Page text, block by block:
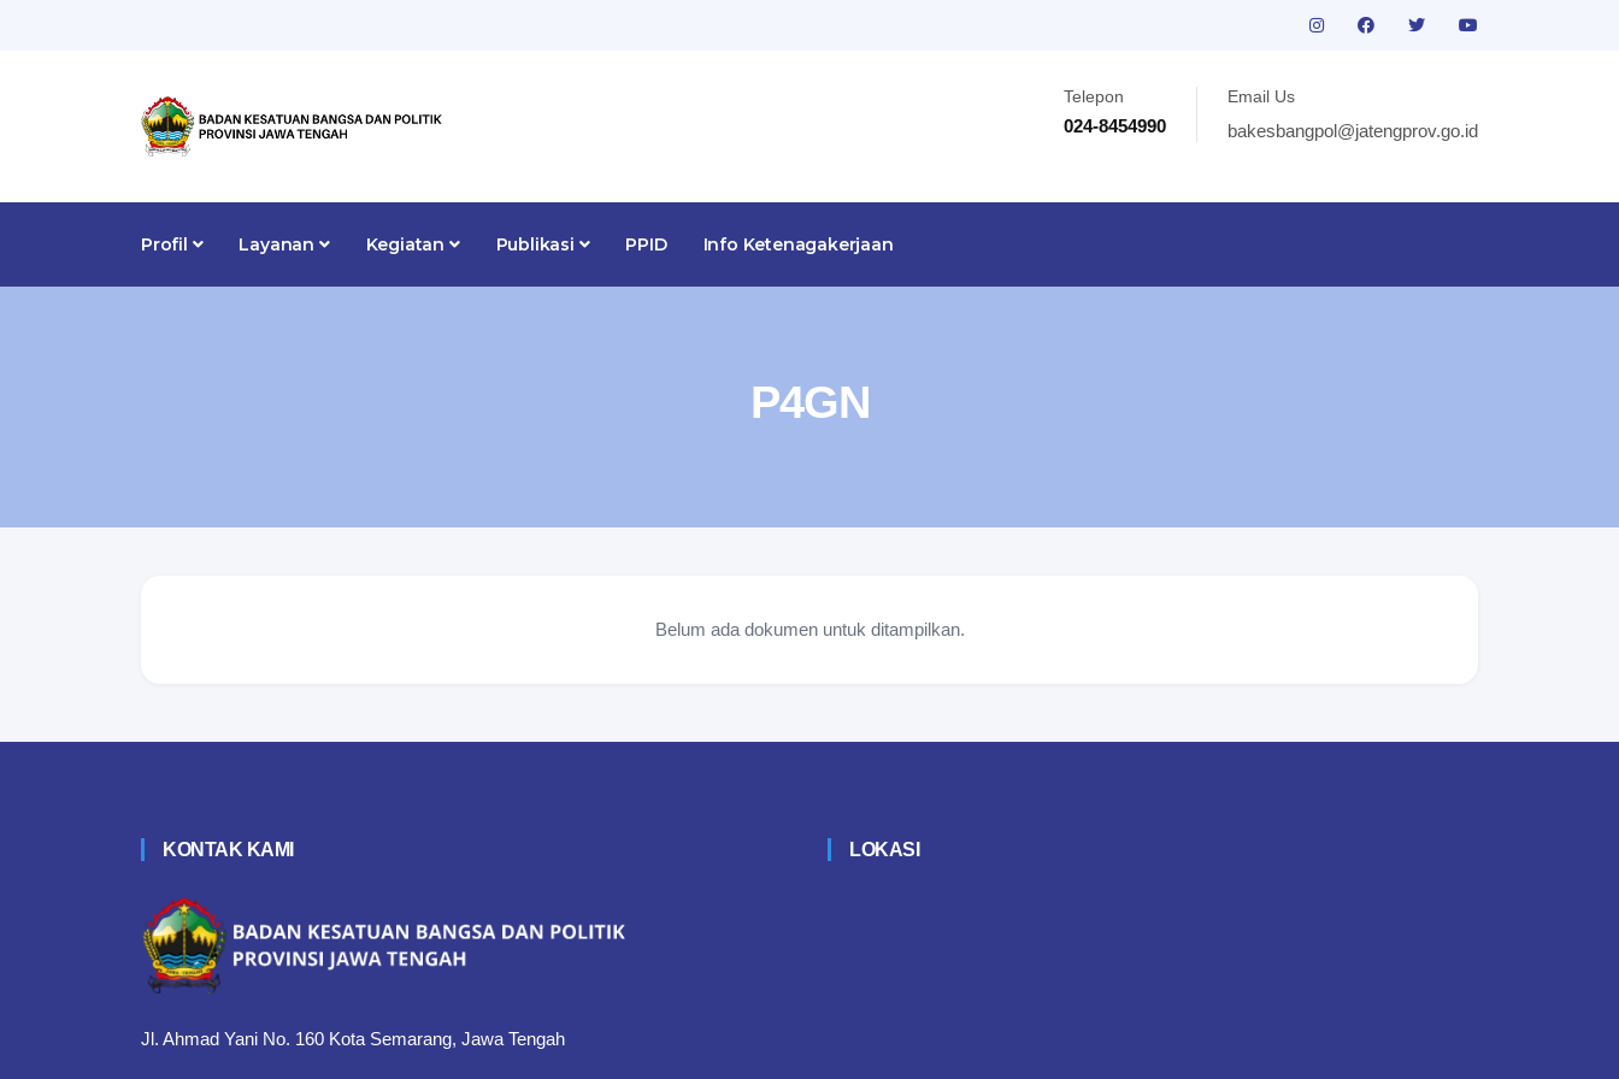
Telepon
024-8454990
Email Us
bakesbangpol@jatengprov.go.id
Profil Layanan Kegiatan Publikasi PPID Info Ketenagakerjaan
P4GN
Belum ada dokumen untuk ditampilkan.
KONTAK KAMI
Jl. Ahmad Yani No. 160 Kota Semarang, Jawa Tengah
LOKASI